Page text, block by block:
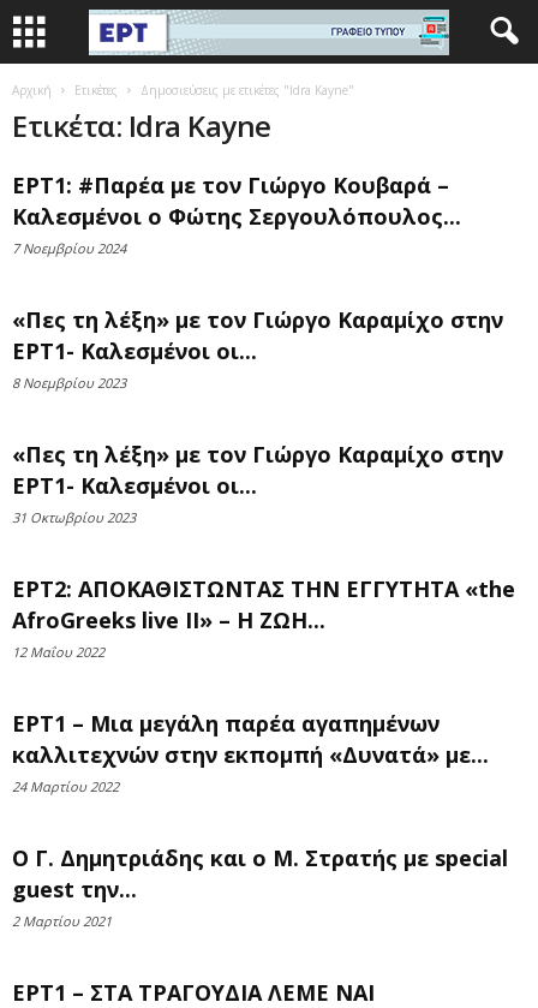
Αρχική Ετικέτες Δημοσιεύσεις με ετικέτες "Idra Kayne"
Ετικέτα: Idra Kayne
ΕΡΤ1: #Παρέα με τον Γιώργο Κουβαρά –
Καλεσμένοι ο Φώτης Σεργουλόπουλος...
7 Νοεμβρίου 2024
«Πες τη λέξη» με τον Γιώργο Καραμίχο στην
ΕΡΤ1- Καλεσμένοι οι...
8 Νοεμβρίου 2023
«Πες τη λέξη» με τον Γιώργο Καραμίχο στην
ΕΡΤ1- Καλεσμένοι οι...
31 Οκτωβρίου 2023
ΕΡΤ2: ΑΠΟΚΑΘΙΣΤΩΝΤΑΣ ΤΗΝ ΕΓΓΥΤΗΤΑ «the
AfroGreeks live ΙΙ» – Η ΖΩΗ...
12 Μαΐου 2022
ΕΡΤ1 – Μια μεγάλη παρέα αγαπημένων
καλλιτεχνών στην εκπομπή «Δυνατά» με...
24 Μαρτίου 2022
Ο Γ. Δημητριάδης και ο Μ. Στρατής με special
guest την...
2 Μαρτίου 2021
ΕΡΤ1 – ΣΤΑ ΤΡΑΓΟΥΔΙΑ ΛΕΜΕ ΝΑΙ